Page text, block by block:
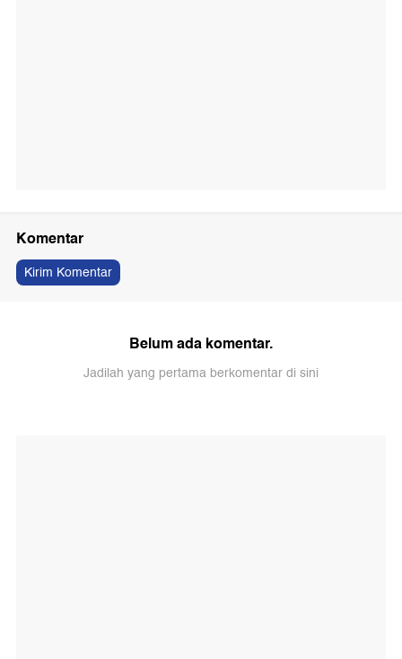
Komentar
Kirim Komentar
Belum ada komentar.
Jadilah yang pertama berkomentar di sini